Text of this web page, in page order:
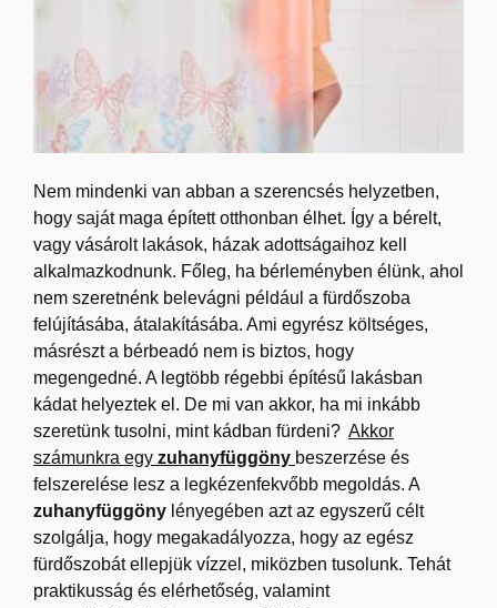
Nem mindenki van abban a szerencsés helyzetben,
hogy saját maga épített otthonban élhet. Így a bérelt,
vagy vásárolt lakások, házak adottságaihoz kell
alkalmazkodnunk. Főleg, ha bérleményben élünk, ahol
nem szeretnénk belevágni például a fürdőszoba
felújításába, átalakításába. Ami egyrész költséges,
másrészt a bérbeadó nem is biztos, hogy
megengedné. A legtöbb régebbi építésű lakásban
kádat helyeztek el. De mi van akkor, ha mi inkább
szeretünk tusolni, mint kádban fürdeni? Akkor
számunkra egy zuhanyfüggöny beszerzése és
felszerelése lesz a legkézenfekvőbb megoldás. A
zuhanyfüggöny lényegében azt az egyszerű célt
szolgálja, hogy megakadályozza, hogy az egész
fürdőszobát ellepjük vízzel, miközben tusolunk. Tehát
praktikusság és elérhetőség, valamint